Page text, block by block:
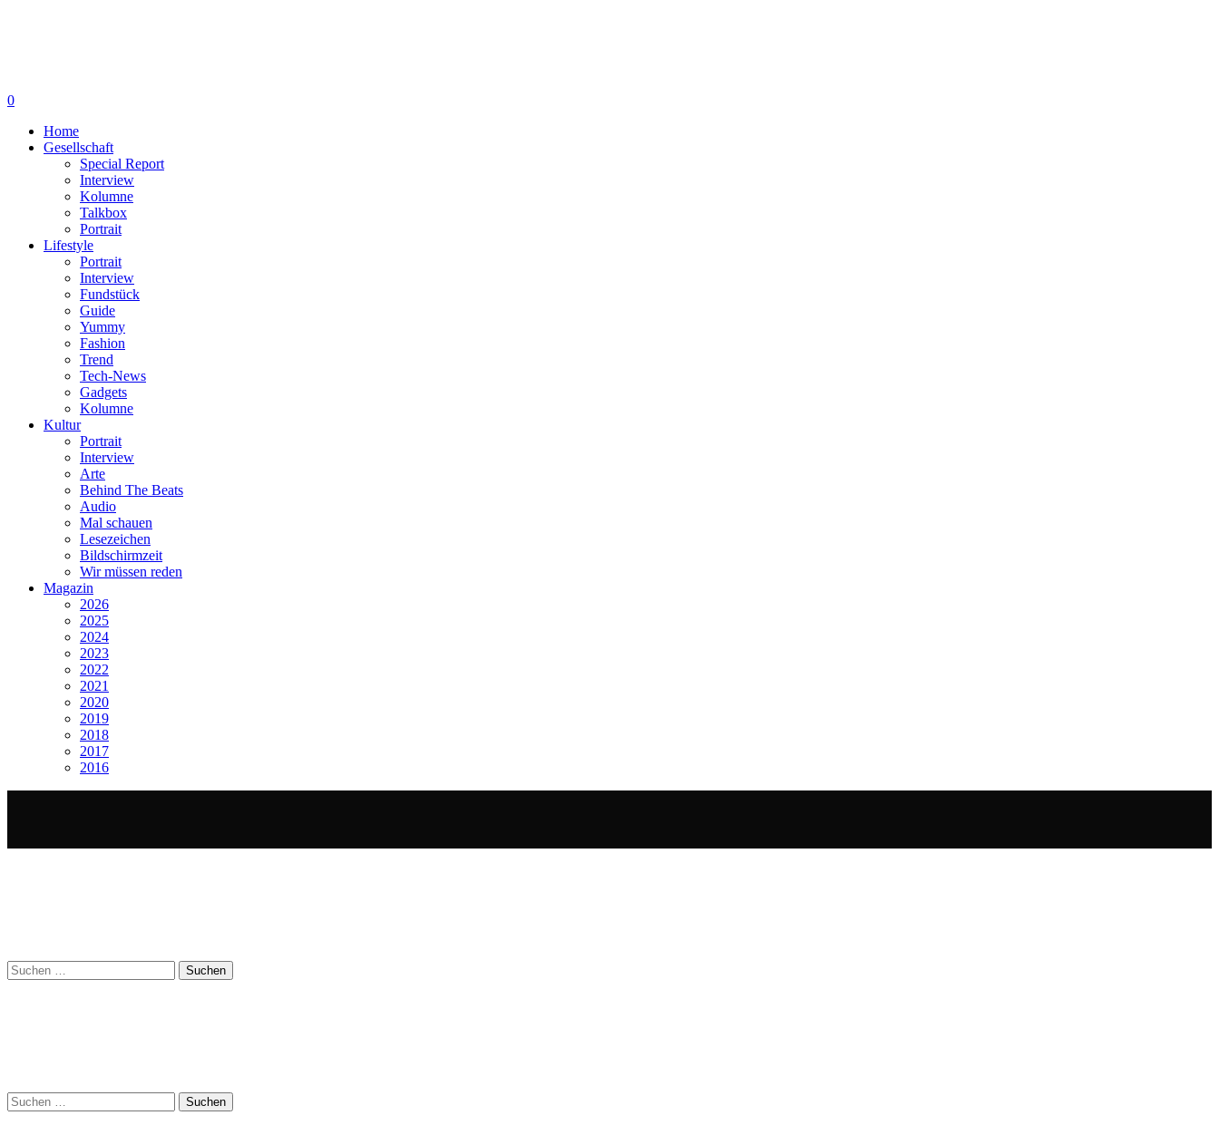
0
Home
Gesellschaft
Special Report
Interview
Kolumne
Talkbox
Portrait
Lifestyle
Portrait
Interview
Fundstück
Guide
Yummy
Fashion
Trend
Tech-News
Gadgets
Kolumne
Kultur
Portrait
Interview
Arte
Behind The Beats
Audio
Mal schauen
Lesezeichen
Bildschirmzeit
Wir müssen reden
Magazin
2026
2025
2024
2023
2022
2021
2020
2019
2018
2017
2016
Suchen
nach:
Suchen
nach: